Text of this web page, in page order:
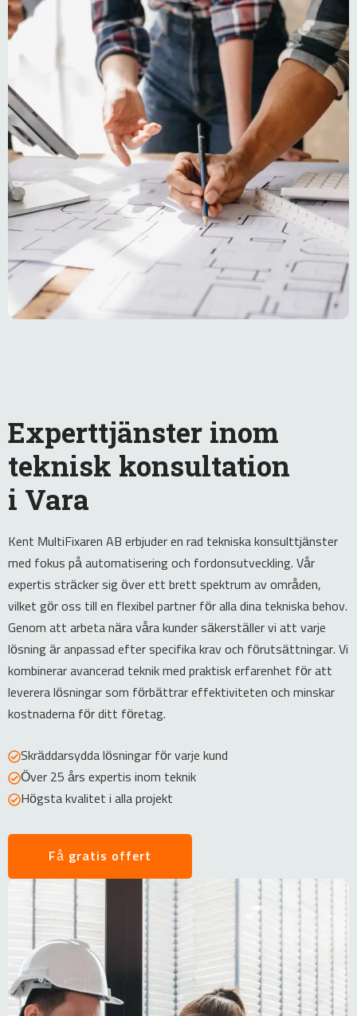
Experttjänster inom
teknisk konsultation
i Vara
Kent MultiFixaren AB erbjuder en rad tekniska konsulttjänster
med fokus på automatisering och fordonsutveckling. Vår
expertis sträcker sig över ett brett spektrum av områden,
vilket gör oss till en flexibel partner för alla dina tekniska behov.
Genom att arbeta nära våra kunder säkerställer vi att varje
lösning är anpassad efter specifika krav och förutsättningar. Vi
kombinerar avancerad teknik med praktisk erfarenhet för att
leverera lösningar som förbättrar effektiviteten och minskar
kostnaderna för ditt företag.
Skräddarsydda lösningar för varje kund
Över 25 års expertis inom teknik
Högsta kvalitet i alla projekt
Få gratis offert